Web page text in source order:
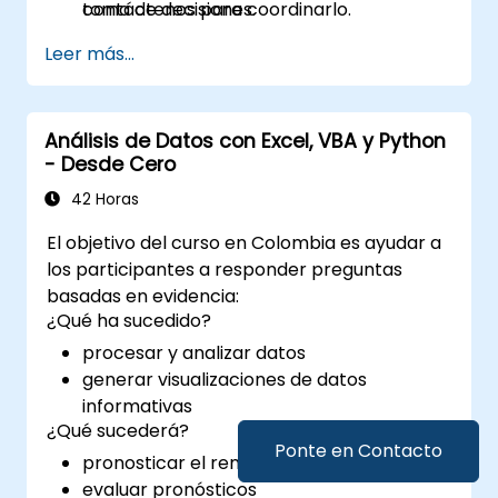
Ponte en Contacto
toma de decisiones.
contáctenos para coordinarlo.
Leer más...
Análisis de Datos con Excel, VBA y Python
- Desde Cero
42 Horas
El objetivo del curso en Colombia es ayudar a
los participantes a responder preguntas
basadas en evidencia:
¿Qué ha sucedido?
procesar y analizar datos
generar visualizaciones de datos
informativas
¿Qué sucederá?
pronosticar el rendimiento futuro
evaluar pronósticos